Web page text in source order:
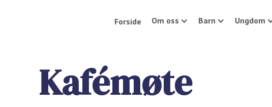
Forside Om oss Barn Ungdom
Kafémøte